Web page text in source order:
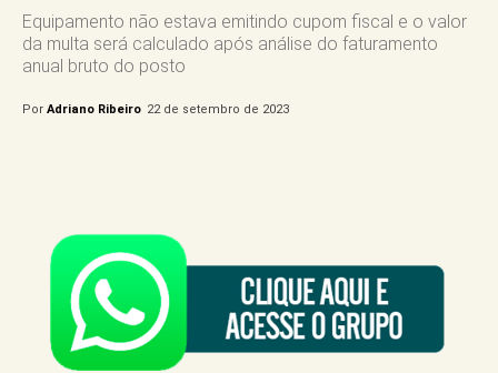
Equipamento não estava emitindo cupom fiscal e o valor
da multa será calculado após análise do faturamento
anual bruto do posto
Por Adriano Ribeiro 22 de setembro de 2023